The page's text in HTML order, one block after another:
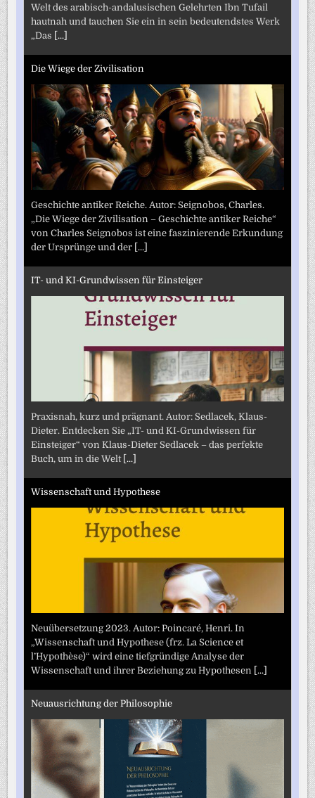
Welt des arabisch-andalusischen Gelehrten Ibn Tufail
hautnah und tauchen Sie ein in sein bedeutendstes Werk
„Das [...]
Die Wiege der Zivilisation
Geschichte antiker Reiche. Autor: Seignobos, Charles.
„Die Wiege der Zivilisation – Geschichte antiker Reiche“
von Charles Seignobos ist eine faszinierende Erkundung
der Ursprünge und der [...]
IT- und KI-Grundwissen für Einsteiger
Praxisnah, kurz und prägnant. Autor: Sedlacek, Klaus-
Dieter. Entdecken Sie „IT- und KI-Grundwissen für
Einsteiger“ von Klaus-Dieter Sedlacek – das perfekte
Buch, um in die Welt [...]
Wissenschaft und Hypothese
Neuübersetzung 2023. Autor: Poincaré, Henri. In
„Wissenschaft und Hypothese (frz. La Science et
l’Hypothèse)“ wird eine tiefgründige Analyse der
Wissenschaft und ihrer Beziehung zu Hypothesen [...]
Neuausrichtung der Philosophie